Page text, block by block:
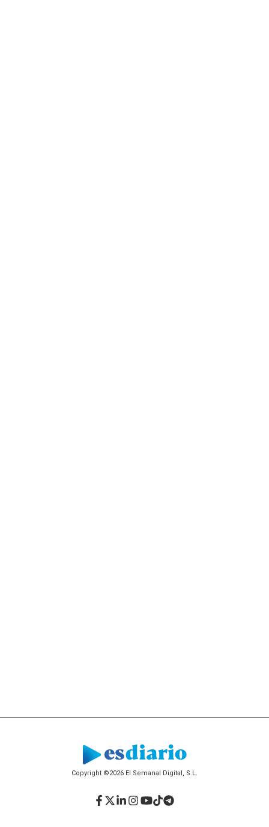
Copyright ©2026 El Semanal Digital, S.L.
Facebook
Twitter
LinkedIn
Instagram
YouTube
TikTok
Telegram